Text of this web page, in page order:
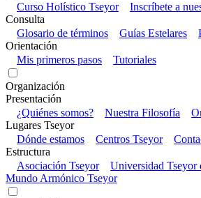
Curso Holístico Tseyor
Inscríbete a
Consulta
Glosario de términos
Guías Estelares
Orientación
Mis primeros pasos
Tutoriales
Organización
Presentación
¿Quiénes somos?
Nuestra Filosofía
Lugares Tseyor
Dónde estamos
Centros Tseyor
Estructura
Asociación Tseyor
Universidad Tseyor
Mundo Armónico Tseyor